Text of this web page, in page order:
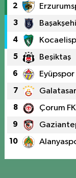
2
3
4
5 Beşiktaş
6 Eyüpspor
7
8 Çorum FK
9
10